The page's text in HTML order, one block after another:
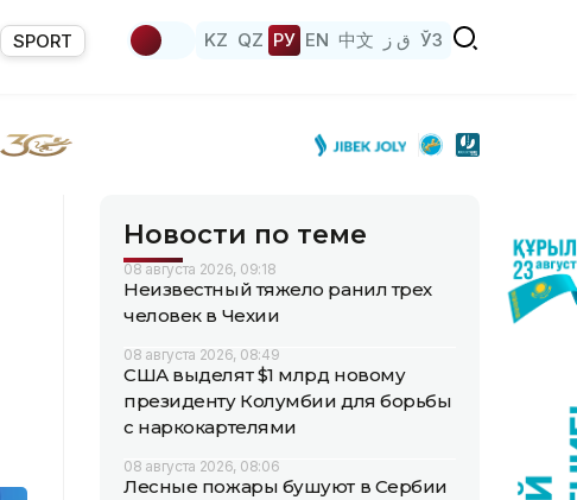
SPORT KZ QZ РУ EN 中文 ق ز ЎЗ
Новости по теме
08 августа 2026, 09:18
Неизвестный тяжело ранил трех
человек в Чехии
08 августа 2026, 08:49
США выделят $1 млрд новому
президенту Колумбии для борьбы
с наркокартелями
08 августа 2026, 08:06
Лесные пожары бушуют в Сербии